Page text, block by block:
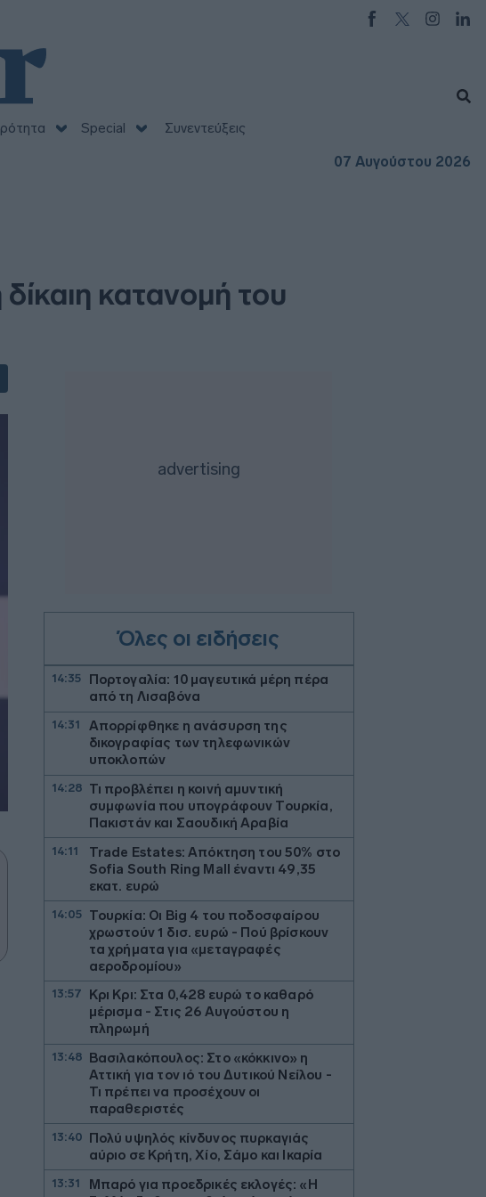
Special
Συνεντεύξεις
07 Αυγούστου 2026
κατανομή του
Όλες οι ειδήσεις
14:35
Πορτογαλία: 10 μαγευτικά μέρη πέρα
από τη Λισαβόνα
14:31
Απορρίφθηκε η ανάσυρση της
δικογραφίας των τηλεφωνικών
υποκλοπών
14:28 Τι προβλέπει η κοινή αμυντική
συμφωνία που υπογράφουν Τουρκία,
Πακιστάν και Σαουδική Αραβία
14:11
Trade Estates: Απόκτηση του 50% στο
Sofia South Ring Mall έναντι 49,35
εκατ. ευρώ
14:05
Τουρκία: Οι Big 4 του ποδοσφαίρου
χρωστούν 1 δισ. ευρώ - Πού βρίσκουν
τα χρήματα για «μεταγραφές
αεροδρομίου»
13:57
Κρι Κρι: Στα 0,428 ευρώ το καθαρό
μέρισμα - Στις 26 Αυγούστου η
πληρωμή
13:48 Βασιλακόπουλος: Στο «κόκκινο» η
Αττική για τον ιό του Δυτικού Νείλου -
Τι πρέπει να προσέχουν οι
παραθεριστές
13:40 Πολύ υψηλός κίνδυνος πυρκαγιάς
αύριο σε Κρήτη, Χίο, Σάμο και Ικαρία
13:31
Μπαρό για προεδρικές εκλογές: «Η